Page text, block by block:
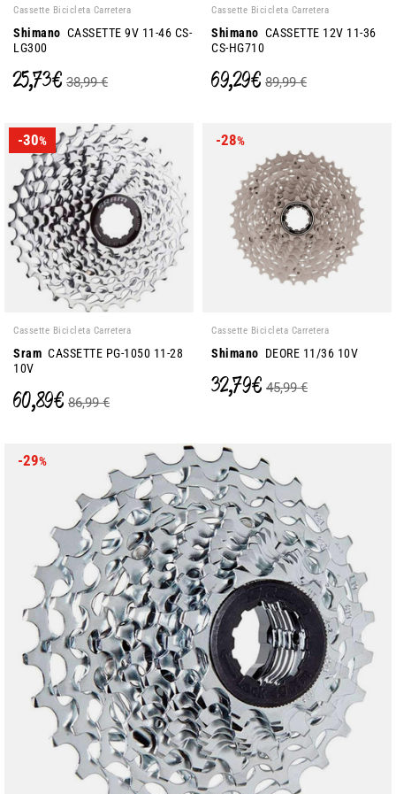
Cassette Bicicleta Carretera
Shimano CASSETTE 9V 11-46 CS-
LG300
25,73 € 38,99 €
Cassette Bicicleta Carretera
Shimano CASSETTE 12V 11-36
CS-HG710
69,29 € 89,99 €
-30%
Cassette Bicicleta Carretera
Sram CASSETTE PG-1050 11-28
10V
60,89 € 86,99 €
-28%
Cassette Bicicleta Carretera
Shimano DEORE 11/36 10V
32,79 € 45,99 €
-29%